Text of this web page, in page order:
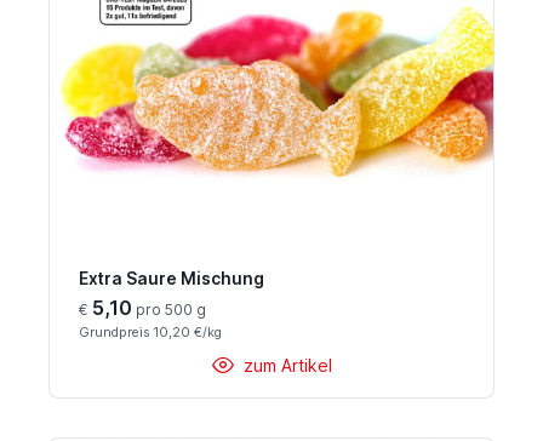
Extra Saure Mischung
€ 5,10 pro 500 g
Grundpreis 10,20 €/kg
zum Artikel